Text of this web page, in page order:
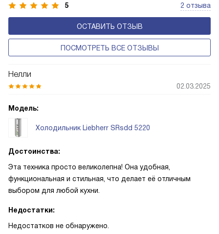
5 2 отзыва
ОСТАВИТЬ ОТЗЫВ
ПОСМОТРЕТЬ ВСЕ ОТЗЫВЫ
Нелли
02.03.2025
Модель:
Холодильник Liebherr SRsdd 5220
Достоинства:
Эта техника просто великолепна! Она удобная,
функциональная и стильная, что делает её отличным
выбором для любой кухни.
Недостатки:
Недостатков не обнаружено.